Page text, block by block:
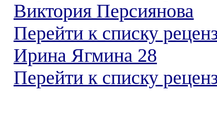
Виктория Персиянова
Перейти к списку
Ирина Ягмина 28
Перейти к списку